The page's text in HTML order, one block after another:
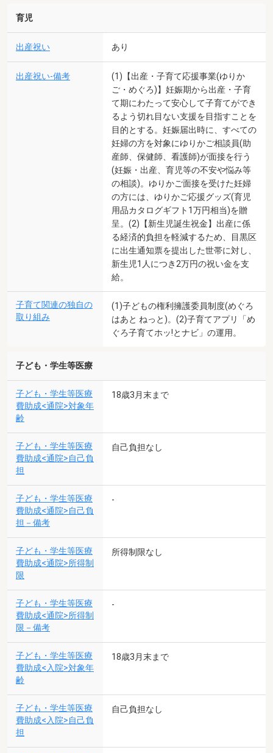
育児
出産祝い あり
出産祝い-備考
(1)【出産・子育て応援事業(ゆりか
ご・めぐろ)】妊娠期から出産・子育
て期にわたって安心して子育てができ
るよう切れ目ない支援を目指すことを
目的とする。妊娠届出時に、すべての
妊婦の方を対象にゆりかご相談員(助
産師、保健師、看護師)が面接を行う
(妊娠・出産、育児等の不安や悩み等
の相談)。ゆりかご面接を受けた妊婦
の方には、ゆりかご応援グッズ(育児
用品カタログギフト1万円相当)を贈
呈。(2)【新生児誕生祝金】出産に係
る経済的負担を軽減するため、目黒区
に出生通知票を提出した世帯に対し、
新生児1人につき2万円の祝い金を支
給。
子育て関連の独自の
取り組み
(1)子どもの権利擁護委員制度(めぐろ
はあと ねっと)。(2)子育てアプリ「め
ぐろ子育てホッ!とナビ」の運用。
子ども・学生等医療
子ども・学生等医療
費助成<通院>対象年
齢
18歳3月末まで
子ども・学生等医療
費助成<通院>自己負
担
自己負担なし
子ども・学生等医療
費助成<通院>自己負
担－備考
-
子ども・学生等医療
費助成<通院>所得制
限
所得制限なし
子ども・学生等医療
費助成<通院>所得制
限－備考
-
子ども・学生等医療
費助成<入院>対象年
齢
18歳3月末まで
子ども・学生等医療
費助成<入院>自己負
担
自己負担なし